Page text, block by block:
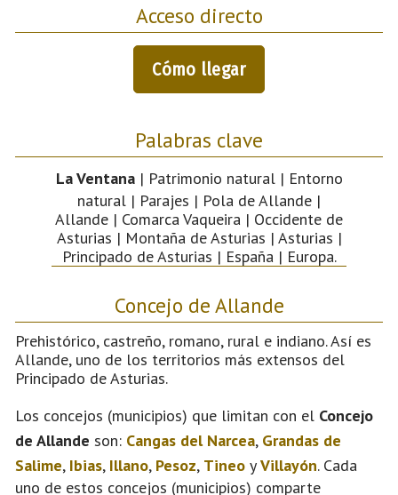
Acceso directo
Cómo llegar
Palabras clave
La Ventana| Patrimonio natural | Entorno
natural | Parajes | Pola de Allande |
Allande | Comarca Vaqueira | Occidente de
Asturias | Montaña de Asturias | Asturias |
Principado de Asturias | España | Europa.
Concejo de Allande
Prehistórico, castreño, romano, rural e indiano. Así es
Allande, uno de los territorios más extensos del
Principado de Asturias.
Los concejos (municipios) que limitan con el Concejo
de Allande son: Cangas del Narcea, Grandas de
Salime, Ibias, Illano, Pesoz, Tineo yVillayón. Cada
uno de estos concejos (municipios) comparte